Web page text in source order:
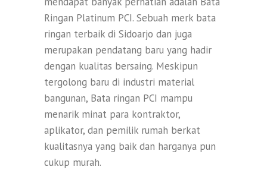
Ringan Platinum PCI. Sebuah merk bata
ringan terbaik di Sidoarjo dan juga
merupakan pendatang baru yang hadir
dengan kualitas bersaing. Meskipun
tergolong baru di industri material
bangunan, Bata ringan PCI mampu
menarik minat para kontraktor,
aplikator, dan pemilik rumah berkat
kualitasnya yang baik dan harganya pun
cukup murah.